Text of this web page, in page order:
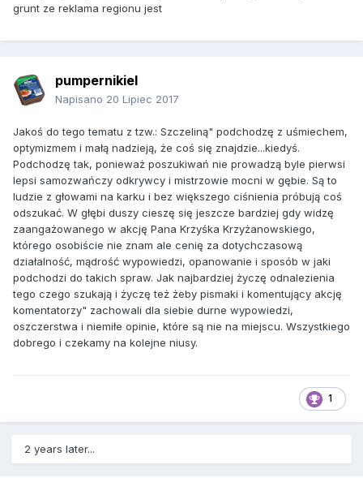
grunt ze reklama regionu jest
pumpernikiel
Napisano 20 Lipiec 2017
Jakoś do tego tematu z tzw.: Szczeliną" podchodzę z uśmiechem,
optymizmem i małą nadzieją, że coś się znajdzie...kiedyś.
Podchodzę tak, ponieważ poszukiwań nie prowadzą byle pierwsi
lepsi samozwańczy odkrywcy i mistrzowie mocni w gębie. Są to
ludzie z głowami na karku i bez większego ciśnienia próbują coś
odszukać. W głębi duszy cieszę się jeszcze bardziej gdy widzę
zaangażowanego w akcję Pana Krzyśka Krzyżanowskiego,
którego osobiście nie znam ale cenię za dotychczasową
działalność, mądrość wypowiedzi, opanowanie i sposób w jaki
podchodzi do takich spraw. Jak najbardziej życzę odnalezienia
tego czego szukają i życzę też żeby pismaki i komentujący akcję
komentatorzy" zachowali dla siebie durne wypowiedzi,
oszczerstwa i niemiłe opinie, które są nie na miejscu. Wszystkiego
dobrego i czekamy na kolejne niusy.
1
2 years later...